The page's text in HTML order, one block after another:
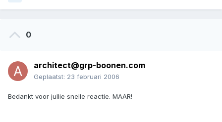
0
architect@grp-boonen.com
Geplaatst: 23 februari 2006
Bedankt voor jullie snelle reactie. MAAR!